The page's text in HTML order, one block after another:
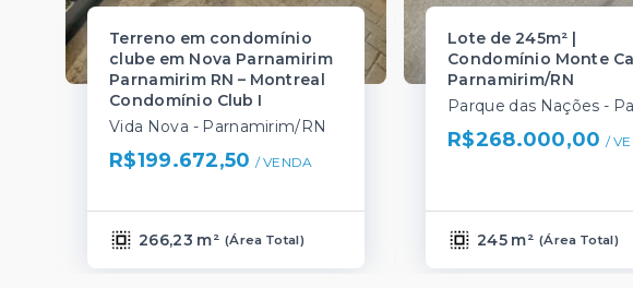
Terreno em condomínio
clube em Nova Parnamirim
Parnamirim RN – Montreal
Condomínio Club I
Vida Nova - Parnamirim/RN
R$199.672,50 / VENDA
266,23 m² (Área Total)
Lote de 245m² |
Condomínio Monte
Parnamirim/RN
R$268.000,00 /
245 m² (Área Total)